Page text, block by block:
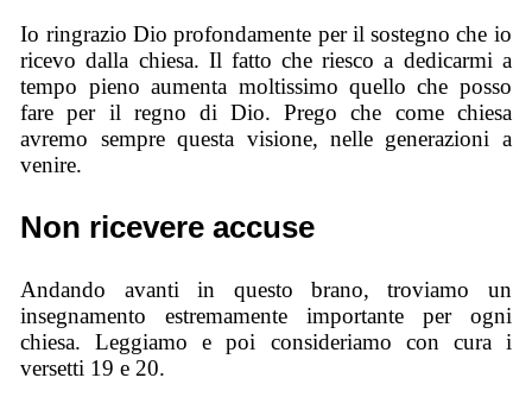
Io ringrazio Dio profondamente per il sostegno che io
ricevo dalla chiesa. Il fatto che riesco a dedicarmi a
tempo pieno aumenta moltissimo quello che posso
fare per il regno di Dio. Prego che come chiesa
avremo sempre questa visione, nelle generazioni a
venire.
Non ricevere accuse
Andando avanti in questo brano, troviamo un
insegnamento estremamente importante per ogni
chiesa. Leggiamo e poi consideriamo con cura i
versetti 19 e 20.